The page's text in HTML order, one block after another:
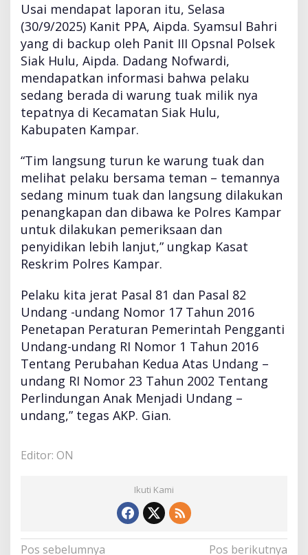
Usai mendapat laporan itu, Selasa
(30/9/2025) Kanit PPA, Aipda. Syamsul Bahri
yang di backup oleh Panit III Opsnal Polsek
Siak Hulu, Aipda. Dadang Nofwardi,
mendapatkan informasi bahwa pelaku
sedang berada di warung tuak milik nya
tepatnya di Kecamatan Siak Hulu,
Kabupaten Kampar.
“Tim langsung turun ke warung tuak dan
melihat pelaku bersama teman – temannya
sedang minum tuak dan langsung dilakukan
penangkapan dan dibawa ke Polres Kampar
untuk dilakukan pemeriksaan dan
penyidikan lebih lanjut,” ungkap Kasat
Reskrim Polres Kampar.
Pelaku kita jerat Pasal 81 dan Pasal 82
Undang -undang Nomor 17 Tahun 2016
Penetapan Peraturan Pemerintah Pengganti
Undang-undang RI Nomor 1 Tahun 2016
Tentang Perubahan Kedua Atas Undang –
undang RI Nomor 23 Tahun 2002 Tentang
Perlindungan Anak Menjadi Undang –
undang,” tegas AKP. Gian.
Editor: ON
Ikuti Kami
N
Pos sebelumnya Pos berikutnya